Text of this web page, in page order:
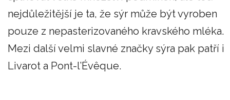
nejdůležitější je ta, že sýr může být vyroben
pouze z nepasterizovaného kravského mléka.
Mezi další velmi slavné značky sýra pak patří i
Livarot a Pont-l’Évêque.